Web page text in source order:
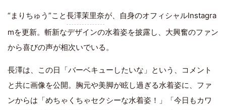
“まりちゅう”こと長澤茉里奈が、自身のオフィシャルInstagra
mを更新。斬新なデザインの水着姿を披露し、大興奮のファン
から喜びの声が相次いでいる。
長澤は、この日「バーベキューしたいな」という、コメント
と共に画像を公開。胸元や美脚が眩し過ぎる水着姿に、ファ
ンからは「めちゃくちゃセクシーな水着姿！」「今日もカワ